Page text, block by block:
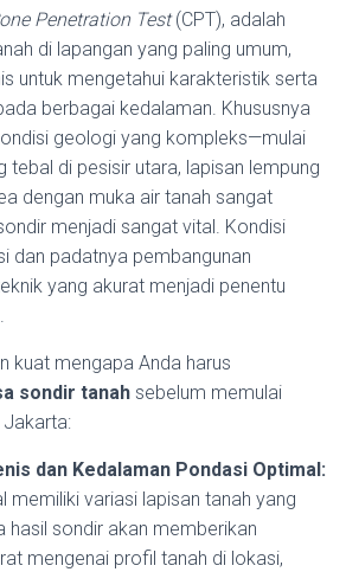
Penetration Test(CPT), adalah
di lapangan yang paling umum,
untuk mengetahui karakteristik serta
berbagai kedalaman. Khususnya
geologi yang kompleks—mulai
tebal di pesisir utara, lapisan lempung
dengan muka air tanah sangat
menjadi sangat vital. Kondisi
dan padatnya pembangunan
yang akurat menjadi penentu
kuat mengapa Anda harus
sondir tanah sebelum memulai
dan Kedalaman Pondasi Optimal:
memiliki variasi lapisan tanah yang
hasil sondir akan memberikan
mengenai profil tanah di lokasi,